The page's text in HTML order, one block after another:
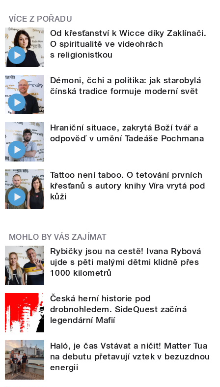
VÍCE Z POŘADU
Od křesťanství k Wicce díky Zaklínači.
O spiritualitě ve videohrách
s religionistkou
Démoni, čchi a politika: jak starobylá
čínská tradice formuje moderní svět
Hraniční situace, zakrytá Boží tvář a
odpověď v umění Tadeáše Pochmana
Tattoo není taboo. O tetování prvních
křesťanů s autory knihy Víra vrytá pod
kůži
MOHLO BY VÁS ZAJÍMAT
Rybičky jsou na cestě! Ivana Rybová
ujde s pěti malými dětmi klidně přes
1000 kilometrů
Česká herní historie pod
drobnohledem. SideQuest začíná
legendární Mafií
Haló, je čas Vstávat a ničit! Matter Tua
na debutu přetavují vztek v bezuzdnou
energii